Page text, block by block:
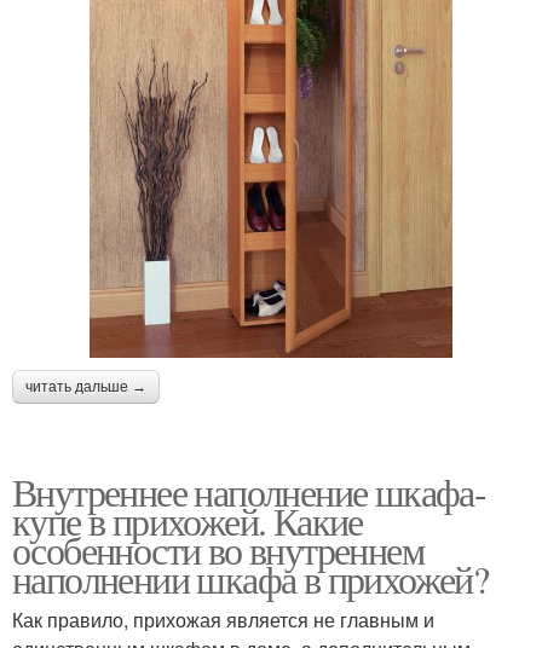
читать дальше →
Внутреннее наполнение шкафа-
купе в прихожей. Какие
особенности во внутреннем
наполнении шкафа в прихожей?
Как правило, прихожая является не главным и